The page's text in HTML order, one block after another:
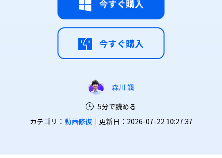
今すぐ購入
今すぐ購入
森川 颯
5分で読める
カテゴリ： 動画修復｜更新日：2026-07-22 10:27:37